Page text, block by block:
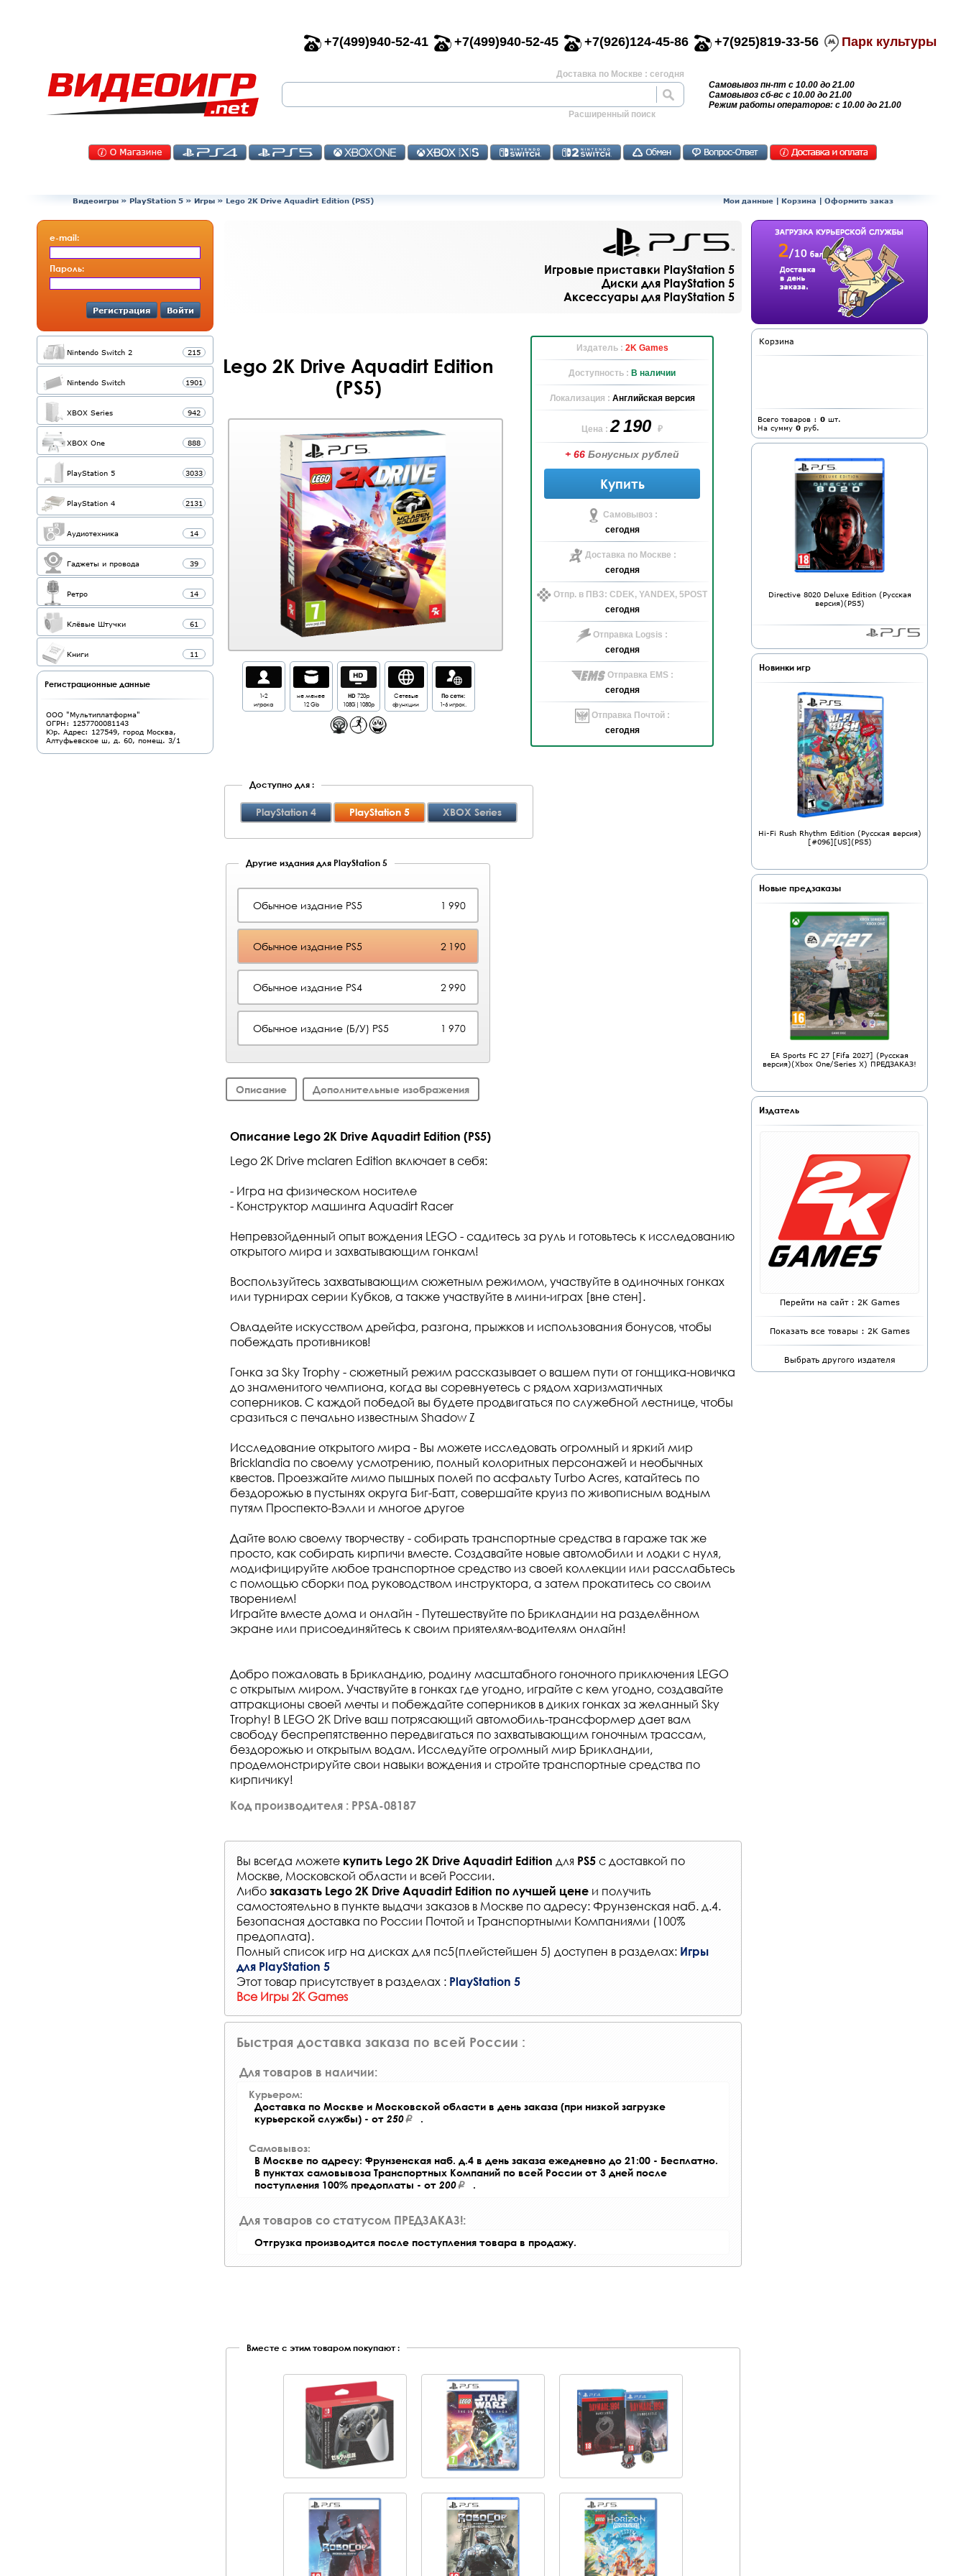
+7(499)940-52-41 +7(499)940-52-45 +7(926)124-45-86 +7(925)819-33-56 Парк культуры
Доставка по Москве : сегодня
Расширенный поиск
Самовывоз пн-пт с 10.00 до 21.00
Самовывоз сб-вс с 10.00 до 21.00
Режим работы операторов: с 10.00 до 21.00
Видеоигры » PlayStation 5 » Игры » Lego 2K Drive Aquadirt Edition (PS5) Мои данные | Корзина | Оформить заказ
e-mail:
Пароль:
Регистрация Войти
Nintendo Switch 2 215
Nintendo Switch 1901
XBOX Series 942
XBOX One 888
PlayStation 5 3033
PlayStation 4 2131
Аудиотехника 14
Гаджеты и провода 39
Ретро 14
Клёвые Штучки 61
Книги 11
Регистрационные данные
ООО "Мультиплатформа"
ОГРН: 1257700081143
Юр. Адрес: 127549, город Москва,
Алтуфьевское ш, д. 60, помещ. 3/1
Игровые приставки PlayStation 5
Диски для PlayStation 5
Аксессуары для PlayStation 5
Lego 2K Drive Aquadirt Edition
(PS5)
1-2
игрока
не менее
12 Gb
HD720p
1080i|1080p
Сетевые
функции
По сети:
1-6 игрок.
Издатель : 2K Games
Доступность : В наличии
Локализация : Английская версия
Цена :2 190 ₽
+ 66 Бонусных рублей
Купить
Самовывоз :
сегодня
Доставка по Москве :
сегодня
Отпр. в ПВЗ: CDEK, YANDEX, 5POST
сегодня
Отправка Logsis :
сегодня
Отправка EMS :
сегодня
Отправка Почтой :
сегодня
Доступно для :
PlayStation 4 PlayStation 5 XBOX Series
Другие издания для PlayStation 5
Обычное издание PS5 1 990
Обычное издание PS5 2 190
Обычное издание PS4 2 990
Обычное издание (Б/У) PS5 1 970
Описание Дополнительные изображения
Описание Lego 2K Drive Aquadirt Edition (PS5)
Lego 2K Drive mclaren Edition включает в себя:
- Игра на физическом носителе
- Конструктор машинrа Aquadirt Racer
Непревзойденный опыт вождения LEGO - садитесь за руль и готовьтесь к исследованию
открытого мира и захватывающим гонкам!
Воспользуйтесь захватывающим сюжетным режимом, участвуйте в одиночных гонках
или турнирах серии Кубков, а также участвуйте в мини-играх [вне стен].
Овладейте искусством дрейфа, разгона, прыжков и использования бонусов, чтобы
побеждать противников!
Гонка за Sky Trophy - сюжетный режим рассказывает о вашем пути от гонщика-новичка
до знаменитого чемпиона, когда вы соревнуетесь с рядом харизматичных
соперников. С каждой победой вы будете продвигаться по служебной лестнице, чтобы
сразиться с печально известным Shadow Z
Исследование открытого мира - Вы можете исследовать огромный и яркий мир
Bricklandia по своему усмотрению, полный колоритных персонажей и необычных
квестов. Проезжайте мимо пышных полей по асфальту Turbo Acres, катайтесь по
бездорожью в пустынях округа Биг-Батт, совершайте круиз по живописным водным
путям Проспекто-Вэлли и многое другое
Дайте волю своему творчеству - собирать транспортные средства в гараже так же
просто, как собирать кирпичи вместе. Создавайте новые автомобили и лодки с нуля,
модифицируйте любое транспортное средство из своей коллекции или расслабьтесь
с помощью сборки под руководством инструктора, а затем прокатитесь со своим
творением!
Играйте вместе дома и онлайн - Путешествуйте по Брикландии на разделённом
экране или присоединяйтесь к своим приятелям-водителям онлайн!
Добро пожаловать в Брикландию, родину масштабного гоночного приключения LEGO
с открытым миром. Участвуйте в гонках где угодно, играйте с кем угодно, создавайте
аттракционы своей мечты и побеждайте соперников в диких гонках за желанный Sky
Trophy! В LEGO 2K Drive ваш потрясающий автомобиль-трансформер дает вам
свободу беспрепятственно передвигаться по захватывающим гоночным трассам,
бездорожью и открытым водам. Исследуйте огромный мир Брикландии,
продемонстрируйте свои навыки вождения и стройте транспортные средства по
кирпичику!
Код производителя : PPSA-08187
Вы всегда можете купить Lego 2K Drive Aquadirt Edition для PS5 с доставкой по
Москве, Московской области и всей России.
Либо заказать Lego 2K Drive Aquadirt Edition по лучшей цене и получить
самостоятельно в пункте выдачи заказов в Москве по адресу: Фрунзенская наб. д.4.
Безопасная доставка по России Почтой и Транспортными Компаниями (100%
предоплата).
Полный список игр на дисках для пс5(плейстейшен 5) доступен в разделах: Игры
для PlayStation 5
Этот товар присутствует в разделах : PlayStation 5
Все Игры 2K Games
Быстрая доставка заказа по всей России :
Для товаров в наличии:
Курьером:
Доставка по Москве и Московской области в день заказа (при низкой загрузке
курьерской службы) - от 250 .
Самовывоз:
В Москве по адресу: Фрунзенская наб. д.4 в день заказа ежедневно до 21:00 - Бесплатно.
В пунктах самовывоза Транспортных Компаний по всей России от 3 дней после
поступления 100% предоплаты - от 200 .
Для товаров со статусом ПРЕДЗАКАЗ!:
Отгрузка производится после поступления товара в продажу.
Вместе с этим товаром покупают :
Корзина
Всего товаров : 0 шт.
На сумму 0 руб.
Directive 8020 Deluxe Edition (Русская
версия)(PS5)
Новинки игр
Hi-Fi Rush Rhythm Edition (Русская версия)
[#096][US](PS5)
Новые предзаказы
EA Sports FC 27 [Fifa 2027] (Русская
версия)(Xbox One/Series X) ПРЕДЗАКАЗ!
Издатель
Перейти на сайт : 2K Games
Показать все товары : 2K Games
Выбрать другого издателя